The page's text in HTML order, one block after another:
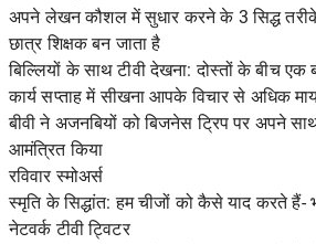
अपने लेखन कौशल में सुधार करने के 3 सिद्ध
छात्र शिक्षक बन जाता है
बिल्लियों के साथ टीवी देखना: दोस्तों के बीच एक
कार्य सप्ताह में सीखना आपके विचार से अधिक
बीवी ने अजनबियों को बिजनेस ट्रिप पर अपने
आमंत्रित किया
रविवार स्मोअर्स
स्मृति के सिद्धांत: हम चीजों को कैसे याद करते हैं-
नेटवर्क टीवी ट्विटर